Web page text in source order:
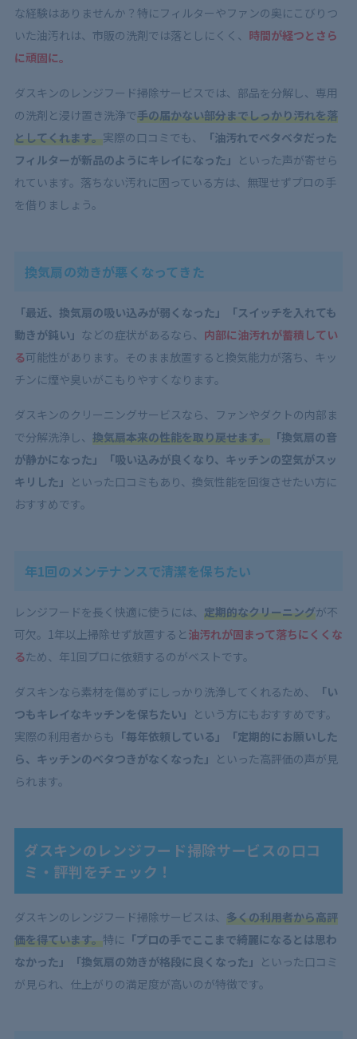
な経験はありませんか？特にフィルターやファンの奥にこびりつ
いた油汚れは、市販の洗剤では落としにくく、 時間が経つとさら
に頑固に。
ダスキンのレンジフード掃除サービスでは、部品を分解し、専用
の洗剤と浸け置き洗浄で手の届かない部分までしっかり汚れを落
としてくれます。実際の口コミでも、
「油汚れでベタベタだった
フィルターが新品のようにキレイになった」 といった声が寄せら
れています。落ちない汚れに困っている方は、無理せずプロの手
を借りましょう。
換気扇の効きが悪くなってきた
「最近、換気扇の吸い込みが弱くなった」「スイッチを入れても
動きが鈍い」 などの症状があるなら、 内部に油汚れが蓄積してい
る可能性があります。そのまま放置すると換気能力が落ち、キッ
チンに煙や臭いがこもりやすくなります。
ダスキンのクリーニングサービスなら、ファンやダクトの内部ま
で分解洗浄し、 換気扇本来の性能を取り戻せます。「換気扇の音
が静かになった」「吸い込みが良くなり、キッチンの空気がスッ
キリした」 といった口コミもあり、換気性能を回復させたい方に
おすすめです。
年1回のメンテナンスで清潔を保ちたい
レンジフードを長く快適に使うには、 定期的なクリーニングが不
可欠。1年以上掃除せず放置すると油汚れが固まって落ちにくくな
るため、年1回プロに依頼するのがベストです。
ダスキンなら素材を傷めずにしっかり洗浄してくれるため、
「い
つもキレイなキッチンを保ちたい」 という方にもおすすめです。
実際の利用者からも 「毎年依頼している」「定期的にお願いした
ら、キッチンのベタつきがなくなった」 といった高評価の声が見
られます。
ダスキンのレンジフード掃除サービスの口コ
ミ・評判をチェック！
ダスキンのレンジフード掃除サービスは、 多くの利用者から高評
価を得ています。特に 「プロの手でここまで綺麗になるとは思わ
なかった」「換気扇の効きが格段に良くなった」 といった口コミ
が見られ、仕上がりの満足度が高いのが特徴です。